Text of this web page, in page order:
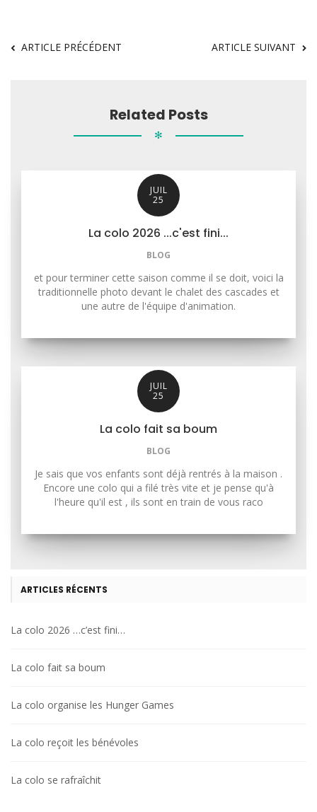
ARTICLE PRÉCÉDENT ARTICLE SUIVANT
Related Posts
✻
JUIL
25
La colo 2026 ...c'est fini...
BLOG
et pour terminer cette saison comme il se doit, voici la
traditionnelle photo devant le chalet des cascades et
une autre de l'équipe d'animation.
JUIL
25
La colo fait sa boum
BLOG
Je sais que vos enfants sont déjà rentrés à la maison .
Encore une colo qui a filé très vite et je pense qu'à
l'heure qu'il est , ils sont en train de vous raco
ARTICLES RÉCENTS
La colo 2026 …c’est fini…
La colo fait sa boum
La colo organise les Hunger Games
La colo reçoit les bénévoles
La colo se rafraîchit